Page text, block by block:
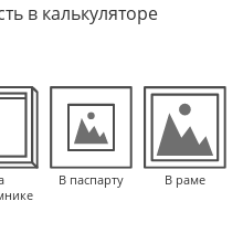
в калькуляторе
В паспарту В раме